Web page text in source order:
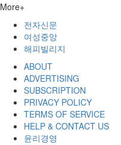
More+
전자신문
여성중앙
해피빌리지
ABOUT
ADVERTISING
SUBSCRIPTION
PRIVACY POLICY
TERMS OF SERVICE
HELP & CONTACT US
윤리경영